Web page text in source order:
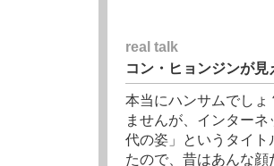
real talk
コン・ヒョンジンが見
本当にハンサムでし
ませんが、インター
代の姿」というタイ
たので、昔はあんな